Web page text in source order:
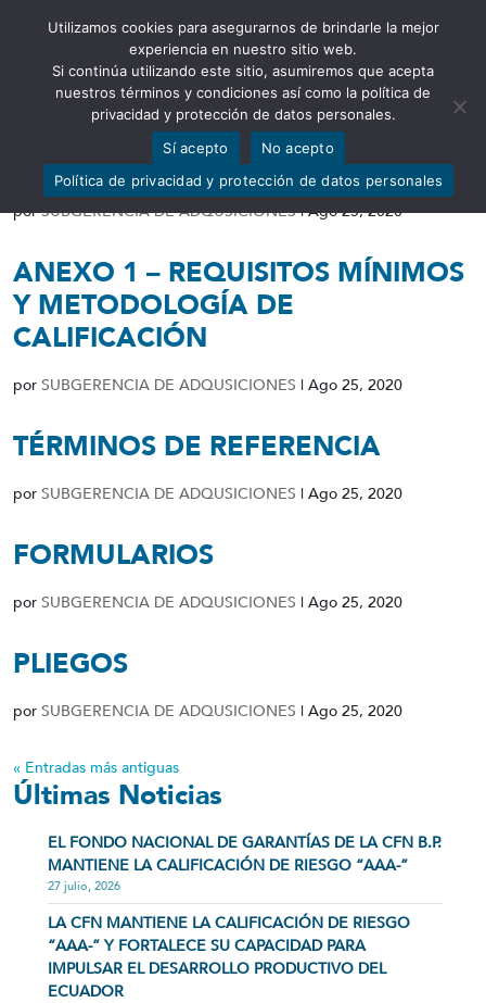
Abrir barra de herramientas
CERTIFICACIÓN DE FONDOS
porSUBGERENCIA DE ADQUSICIONES|Ago 25, 2020
ANEXO 1 – REQUISITOS MÍNIMOS
Y METODOLOGÍA DE
CALIFICACIÓN
por SUBGERENCIA DE ADQUSICIONES | Ago 25, 2020
TÉRMINOS DE REFERENCIA
por SUBGERENCIA DE ADQUSICIONES | Ago 25, 2020
FORMULARIOS
por SUBGERENCIA DE ADQUSICIONES | Ago 25, 2020
PLIEGOS
por SUBGERENCIA DE ADQUSICIONES | Ago 25, 2020
« Entradas más antiguas
Últimas Noticias
EL FONDO NACIONAL DE GARANTÍAS DE LA CFN B.P.
MANTIENE LA CALIFICACIÓN DE RIESGO “AAA-”
27 julio, 2026
LA CFN MANTIENE LA CALIFICACIÓN DE RIESGO
“AAA-” Y FORTALECE SU CAPACIDAD PARA
IMPULSAR EL DESARROLLO PRODUCTIVO DEL
ECUADOR
Utilizamos cookies para asegurarnos de brindarle la mejor
experiencia en nuestro sitio web.
Si continúa utilizando este sitio, asumiremos que acepta
nuestros términos y condiciones así como la política de
privacidad y protección de datos personales.
Sí acepto
No acepto
Política de privacidad y protección de datos personales